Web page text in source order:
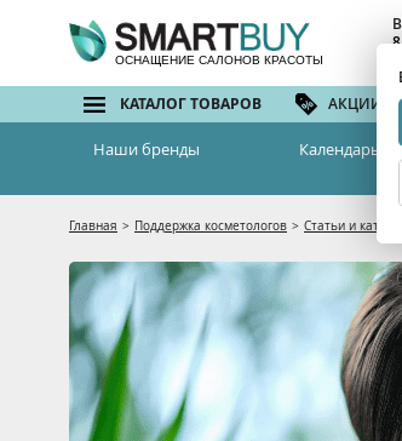
ОСНАЩЕНИЕ САЛОНОВ КРАСОТЫ
КАТАЛОГ ТОВАРОВ АКЦИИ И
Наши бренды Календарь
Главная > Поддержка косметологов > Статьи и